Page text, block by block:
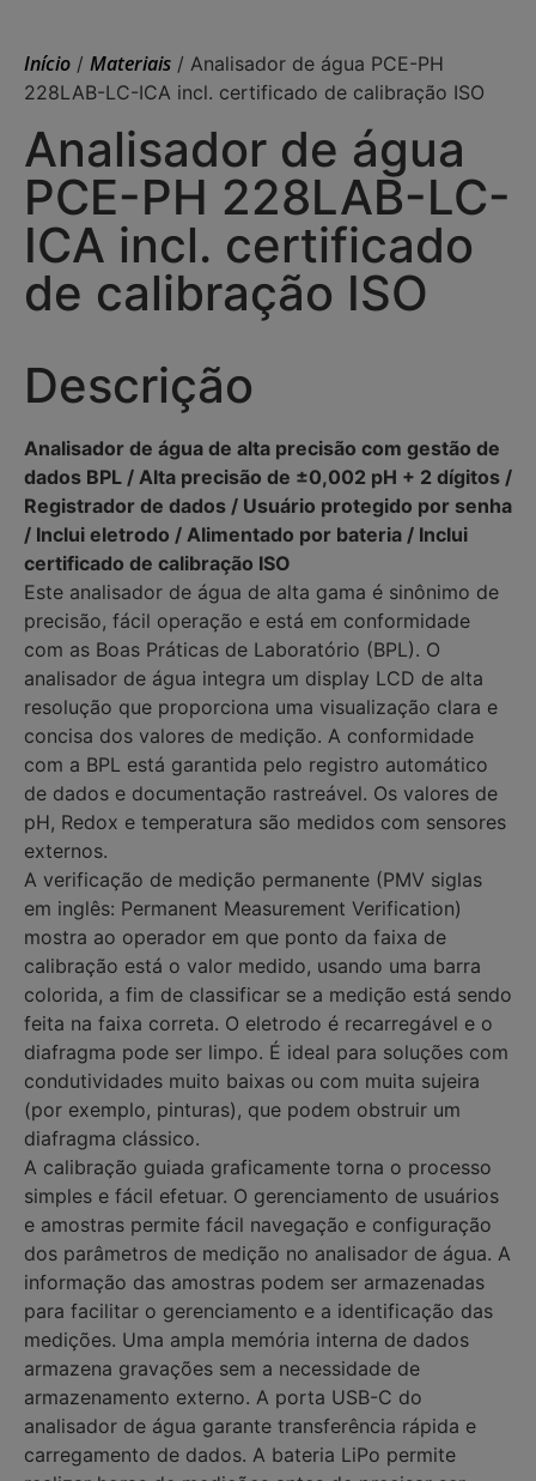
Início / Materiais / Analisador de água PCE-PH
228LAB-LC-ICA incl. certificado de calibração ISO
Analisador de água
PCE-PH 228LAB-LC-
ICA incl. certificado
de calibração ISO
Descrição
Analisador de água de alta precisão com gestão de
dados BPL / Alta precisão de ±0,002 pH + 2 dígitos /
Registrador de dados / Usuário protegido por senha
/ Inclui eletrodo / Alimentado por bateria / Inclui
certificado de calibração ISO
Este analisador de água de alta gama é sinônimo de
precisão, fácil operação e está em conformidade
com as Boas Práticas de Laboratório (BPL). O
analisador de água integra um display LCD de alta
resolução que proporciona uma visualização clara e
concisa dos valores de medição. A conformidade
com a BPL está garantida pelo registro automático
de dados e documentação rastreável. Os valores de
pH, Redox e temperatura são medidos com sensores
externos.
A verificação de medição permanente (PMV siglas
em inglês: Permanent Measurement Verification)
mostra ao operador em que ponto da faixa de
calibração está o valor medido, usando uma barra
colorida, a fim de classificar se a medição está sendo
feita na faixa correta. O eletrodo é recarregável e o
diafragma pode ser limpo. É ideal para soluções com
condutividades muito baixas ou com muita sujeira
(por exemplo, pinturas), que podem obstruir um
diafragma clássico.
A calibração guiada graficamente torna o processo
simples e fácil efetuar. O gerenciamento de usuários
e amostras permite fácil navegação e configuração
dos parâmetros de medição no analisador de água. A
informação das amostras podem ser armazenadas
para facilitar o gerenciamento e a identificação das
medições. Uma ampla memória interna de dados
armazena gravações sem a necessidade de
armazenamento externo. A porta USB-C do
analisador de água garante transferência rápida e
carregamento de dados. A bateria LiPo permite